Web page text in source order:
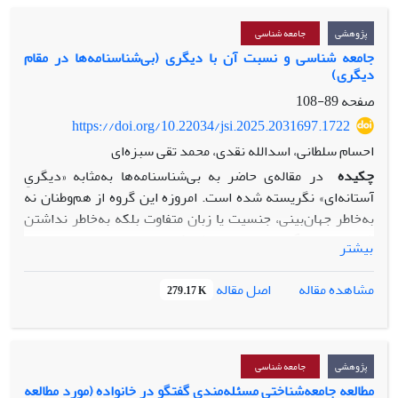
علاوه بر روایت و گفتمان پوزیتیویستی(دورکیمی) گفتمان
مارکسیستی در ایران توسعه یافت و به­تدریج از برخی مفاهیم
وبری و اندیشه­های او برای تبیین وقایع تاریخی استفاده شد. در
دورۀ سوم تحولات زیادی در عرصه داخلی و بین‌المللی رخ داد.
استعاره­ها و مفاهیم مارکسیستی کاهش و درمقابل مفاهیم وبری
رونق بیشتری یافت.
پژوهشی جامعه شناسی
جامعه شناسی و نسبت آن با دیگری (بی‌شناسنامه‌ها در مقام
دیگری)
صفحه89-108
https://doi.org/10.22034/jsi.2025.2031697.1722
احسام سلطانی، اسدالله نقدی، محمد تقی سبزه‌ای
چکیده در مقاله‌ی حاضر به بی‌شناسنامه‌ها به‌مثابه «دیگریِ
آستانه‌ای» نگریسته شده است. امروزه این گروه از هم‌وطنان نه
به‌خاطر جهان‌بینی، جنسیت یا زبان متفاوت بلکه به‌خاطر نداشتن
شناسنامه به گروهی منزوی و طردشده در میان میلیون‌ها انسان‌
بدل شده‌اند. با وجود این، تاکنون توجه چندانی به این گروه نشده
است و تقریباً سکوتی همه‌جا حاضر در میان پژوهشگران علوم
اجتماعی درباره‌ی گروه مورد اشاره وجود دارد. بنابراین، طرح این
پرسش ضروری است: چرا جامعه‌شناسان ایرانی کمتر به مسائل
داده‌اند و اغلب درباره‌ی شیوه زندگی بی‌شناسنامه‌ها سکوت
کرده‌اند؟ در مقاله‌ی حاضر به قصد پاسخ به این پرسش به
بیشتر
مشاهده مقاله
اصل مقاله 279.17 K
پژوهشی جامعه شناسی
مطالعه جامعه‌شناختی مسئله‌مندی گفتگو در خانواده (مورد مطالعه